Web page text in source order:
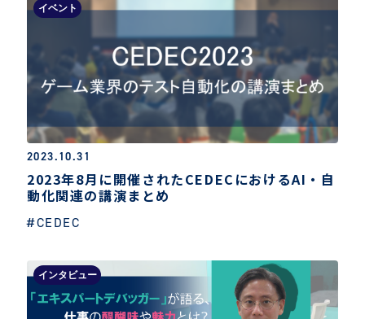
イベント
2023.10.31
2023年8月に開催されたCEDECにおけるAI・自
動化関連の講演まとめ
#CEDEC
インタビュー